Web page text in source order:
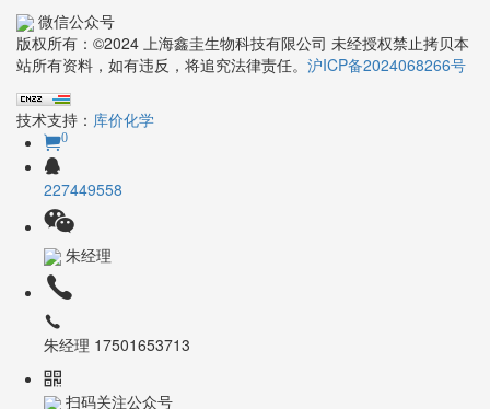
微信公众号
版权所有：©2024 上海鑫圭生物科技有限公司 未经授权禁止拷贝本
站所有资料，如有违反，将追究法律责任。 沪ICP备2024068266号
技术支持： 库价化学
0
227449558
朱经理
朱经理 17501653713
扫码关注公众号